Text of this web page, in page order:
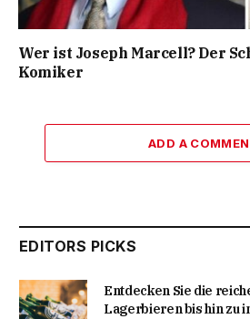
Wer ist Joseph Marcell? Der
Komiker
ADD A
EDITORS PICKS
Entdecken Sie die
Lagerbieren bis hin zu